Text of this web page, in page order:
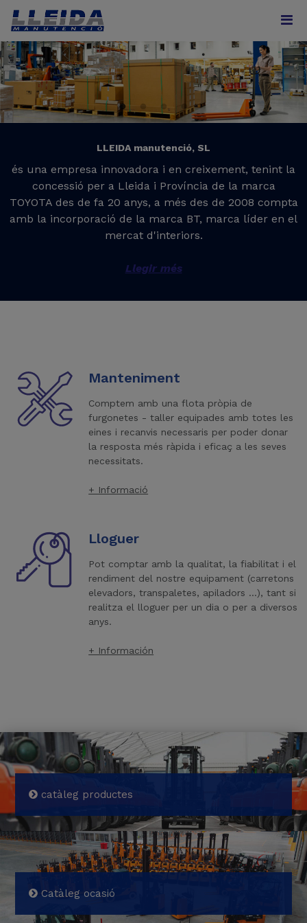
LLEIDA manutenció, SL
és una empresa innovadora i en creixement, tenint la
concessió per a Lleida i Província de la marca
TOYOTA des de fa 20 anys, a més des de 2008 compta
amb la incorporació de la marca BT, marca líder en el
mercat d'interiors.
Llegir més
Manteniment
Comptem amb una flota pròpia de
furgonetes - taller equipades amb totes les
eines i recanvis necessaris per poder donar
la resposta més ràpida i eficaç a les seves
necessitats.
+ Informació
Lloguer
Pot comptar amb la qualitat, la fiabilitat i el
rendiment del nostre equipament (carretons
elevadors, transpaletes, apiladors ...), tant si
realitza el lloguer per un dia o per a diversos
anys.
+ Información
catàleg productes
Catàleg ocasió